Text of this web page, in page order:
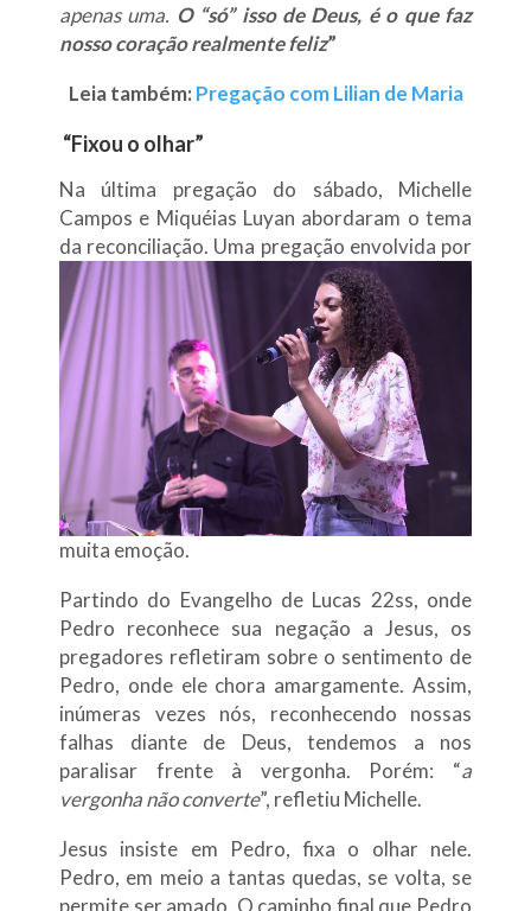
apenas uma. O “só” isso de Deus, é o que faz
nosso coração realmente feliz”
Leia também: Pregação com Lilian de Maria
“Fixou o olhar”
Na última pregação do sábado, Michelle
Campos e Miquéias Luyan abordaram o tema
da reconciliação. Uma pregação envolvida por
muita emoção.
Partindo do Evangelho de Lucas 22ss, onde
Pedro reconhece sua negação a Jesus, os
pregadores refletiram sobre o sentimento de
Pedro, onde ele chora amargamente. Assim,
inúmeras vezes nós, reconhecendo nossas
falhas diante de Deus, tendemos a nos
paralisar frente à vergonha. Porém: “a
vergonha não converte”, refletiu Michelle.
Jesus insiste em Pedro, fixa o olhar nele.
Pedro, em meio a tantas quedas, se volta, se